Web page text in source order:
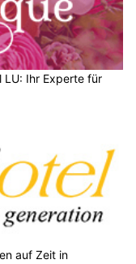
LU: Ihr Experte für
auf Zeit in